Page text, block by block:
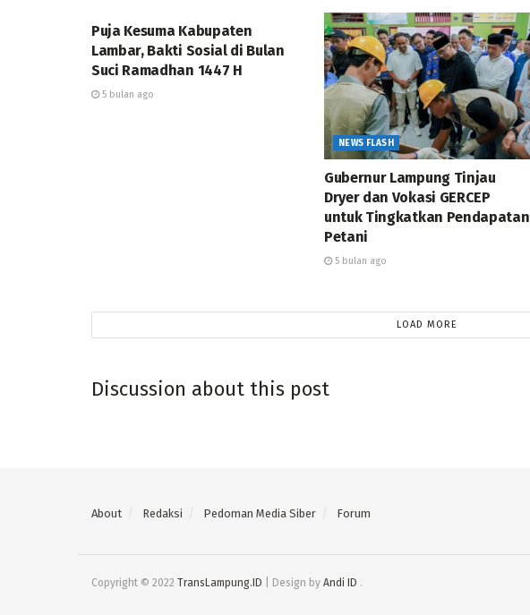
Puja Kesuma Kabupaten
Lambar, Bakti Sosial di Bulan
Suci Ramadhan 1447 H
5 bulan ago
NEWS FLASH
Gubernur Lampung Tinjau
Dryer dan Vokasi GERCEP
untuk Tingkatkan Pendapatan
Petani
5 bulan ago
LOAD MORE
Discussion about this post
About Redaksi Pedoman Media Siber Forum
Copyright © 2022 TransLampung.ID | Design by Andi ID .